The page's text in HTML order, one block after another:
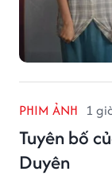
PHIM ẢNH 1
Tuyên bố
Duyên